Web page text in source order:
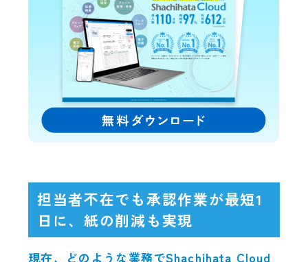
担当者不在でも承認作業が最短1
日に、紙の削減も実現
現在、どのような業務でShachihata Cloud